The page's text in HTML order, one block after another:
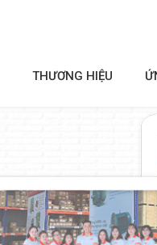
THƯƠNG HIỆU